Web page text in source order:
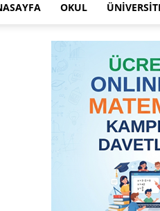
OKUL